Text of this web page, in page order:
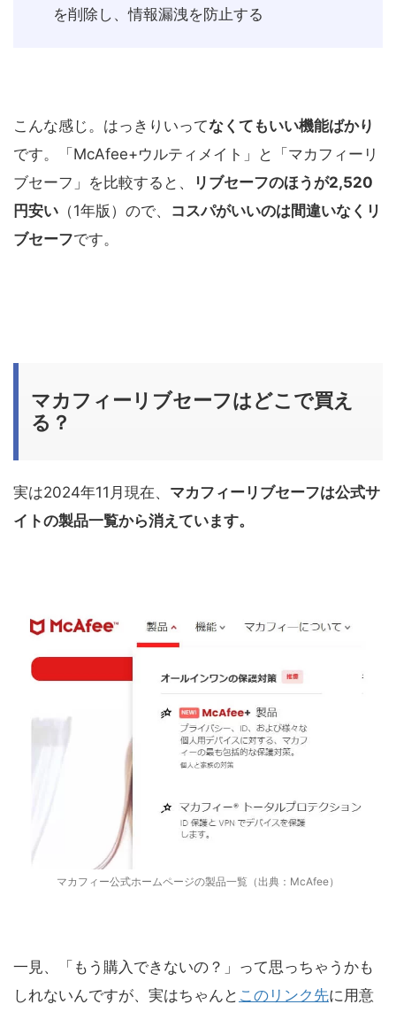
を削除し、情報漏洩を防止する
こんな感じ。はっきりいってなくてもいい機能ばかり
です。「McAfee+ウルティメイト」と「マカフィーリ
ブセーフ」を比較すると、
リブセーフのほうが2,520
円安い （1年版）ので、 コスパがいいのは間違いなくリ
ブセーフです。
マカフィーリブセーフはどこで買え
る？
実は2024年11月現在、 マカフィーリブセーフは公式サ
イトの製品一覧から消えています。
マカフィー公式ホームページの製品一覧（出典：McAfee）
一見、「もう購入できないの？」って思っちゃうかも
しれないんですが、実はちゃんと このリンク先に用意